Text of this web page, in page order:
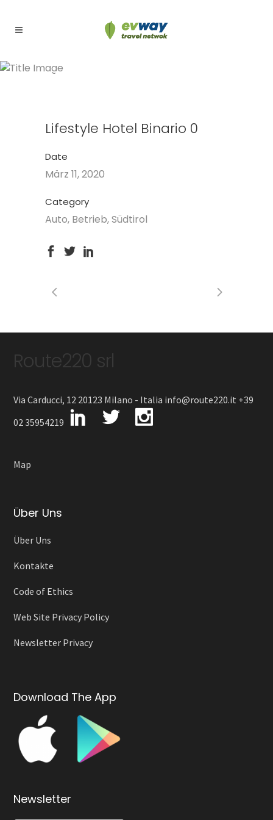
Lifestyle Hotel Binario 0
Lifestyle Hotel Binario 0
Date
März 11, 2020
Category
Auto, Betrieb, Südtirol
Route220 srl
Via Carducci, 12 20123 Milano - Italia info@route220.it +39
02 35954219
Map
Über Uns
Über Uns
Kontakte
Code of Ethics
Web Site Privacy Policy
Newsletter Privacy
Download The App
Newsletter